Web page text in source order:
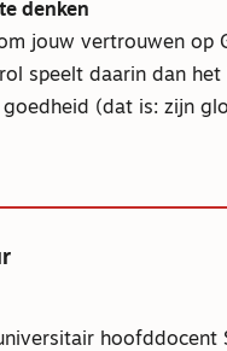
denken
jouw vertrouwen op
speelt daarin dan
(dat is: zijn
hoofddocent